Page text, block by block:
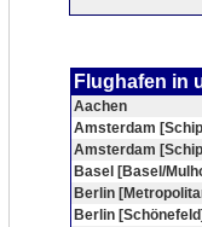
Flughafen in
Aachen
Amsterdam
Amsterdam
Basel [Basel/
Berlin
Berlin [Schönefeld]